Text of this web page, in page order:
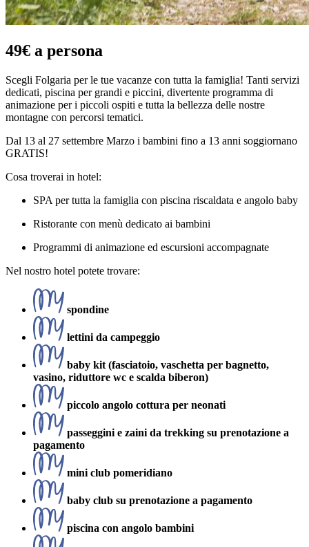
49€ a persona
Scegli Folgaria per le tue vacanze con tutta la famiglia! Tanti servizi
dedicati, piscina per grandi e piccini, divertente programma di
animazione per i piccoli ospiti e tutta la bellezza delle nostre
montagne con percorsi tematici.
Dal 13 al 27 settembre Marzo i bambini fino a 13 anni soggiornano
GRATIS!
Cosa troverai in hotel:
SPA per tutta la famiglia con piscina riscaldata e angolo baby
Ristorante con menù dedicato ai bambini
Programmi di animazione ed escursioni accompagnate
Nel nostro hotel potete trovare:
spondine
lettini da campeggio
baby kit (fasciatoio, vaschetta per bagnetto,
vasino, riduttore wc e scalda biberon)
piccolo angolo cottura per neonati
passeggini e zaini da trekking su prenotazione a
pagamento
mini club pomeridiano
baby club su prenotazione a pagamento
piscina con angolo bambini